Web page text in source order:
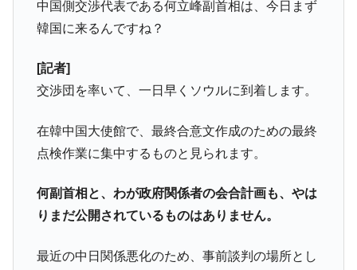
中国側交渉代表である何立峰副首相は、今日まず
韓国に来るんですね？
[記者]
交渉団を率いて、一日早くソウルに到着します。
在韓中国大使館で、最終合意文作成のための最終
点検作業に集中するものと見られます。
何副首相と、わが政府関係者の会合計画も、やは
りまだ公開されているものはありません。
最近の中日関係悪化のため、事前談判の場所とし